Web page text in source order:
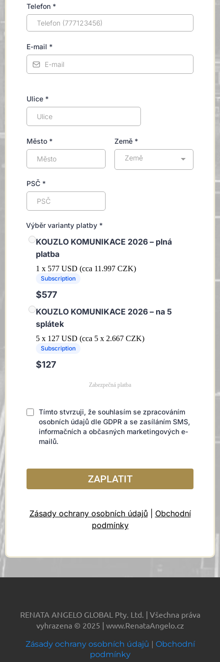
Telefon *
E-mail *
Ulice *
Město * Země *
Země
PSČ *
Výběr varianty platby *
KOUZLO KOMUNIKACE 2026 – plná
platba
1 x 577 USD (cca 11.997 CZK)
Subscription
$577
KOUZLO KOMUNIKACE 2026 – na 5
splátek
5 x 127 USD (cca 5 x 2.667 CZK)
Subscription
$127
Zabezpečná platba
Tímto stvrzuji, že souhlasím se zpracováním
osobních údajů dle GDPR a se zasíláním SMS,
informačních a občasných marketingových e-
mailů.
ZAPLATIT
Zásady ochrany osobních údajů| Obchodní
podmínky
RENATA ANGELO GLOBAL Pty. Ltd. | Všechna práva
vyhrazena © 2025 | www.RenataAngelo.cz
Zásady ochrany osobních údajů | Obchodní
podmínky